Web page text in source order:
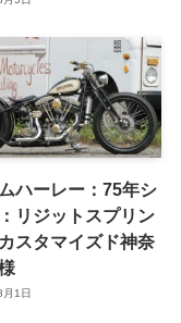
ハーレー：75年シ
リジットスプリン
スタマイズド神奈
1日